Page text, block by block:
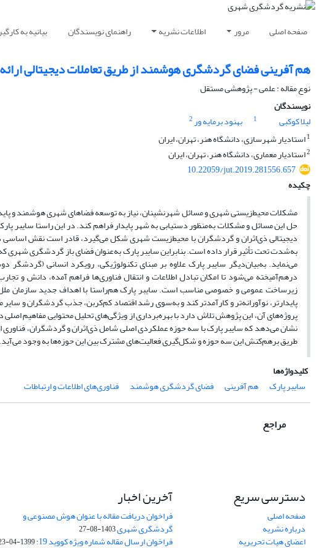
صفحه اصلی مرور اطلاعات نشریه راهنمای نویسندگان بیانیه به
هم آفرینی فضای گردشگری هوشمند از طریق تعاملات دیجیتالی
نوع مقاله : علمی - پژوهشی مستقل
نویسندگان
لیلا کوکبی
1 بهنود برمایه ور2
1استادیار شهرسازی، دانشگاه هنر، تهران، ایران
2استادیار معماری، دانشگاه هنر، تهران، ایران
10.22059/jut.2019.281556.657
چکیده
مشکلات محیط‌زیستی شهری و مسائل شهرنشینان، نیاز به توسعه فضاهای شهری هوشمند و
حل این مسائل و مشکلات به‌منظور دستیابی به شهر پایدار فراهم کند. در این راستا
دیجیتالی ذی‌اثران و گردشگران با محیط‌زیست شهری شکل می‌گیرد، قادر است نقش اساسی
به‌شدت تحت تأثیر قرار داده است. بنابراین سایبر پارک به‌عنوان فضای باز گردشگری شهری
می‌نماید. به‌بیان‌دیگر سایبر پارک علاوه بر مبنای تکنولوژیکی، رویکرد انسانی
درهم‌آمیخته می‌شود تا امکان تبادل اطلاعات و انتقال فناوری‌ها فراهم آمده، دانش و
زیرساخت عمومی و خصوصی مناسب است. سایبر پارک هم‌راستا با اهداف جدید سازمان
پایدارتر، نوآورانه‌تر و کارآمدتر کند و به‌سوی رشد اقتصاد کم‌کربن، جذب گردشگران و
پروژه‌های آن، این پژوهش تلاش دارد با بهره‌برداری از ویژگی‌های تحلیل محتوایی مفاهیم
نشان می‌دهد که سایبر پارک با سه حوزه عملکردی اصلی شامل ذی‌اثران و گردشگران،
طریق برهم‌کنش این سه حوزه و شکل‌گیری فعالیت‌های مشترک بین این حوزه‌ها به وجود می‌آید.
کلیدواژه‌ها
سایبر پارک
هم آفرینی فضای گردشگری هوشمند فناوری‌های اطلاعات و ارتباطات
مراجع
دسترسی سریع
صفحه اصلی
درباره نشریه
اعضای هیات تحریریه
آخرین اخبار
فراخوان دریافت مقاله با عنوان هوش مصنوعی و
گردشگری شهری1403-08-27
فراخوان ارسال مقاله شماره ویژه کووید 19: 1399-04-23